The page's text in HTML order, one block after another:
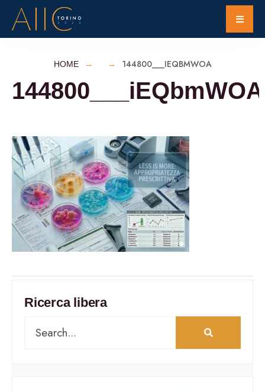
HOME 144800___IEQBMWOA
144800___iEQbmWOA
Ricerca libera